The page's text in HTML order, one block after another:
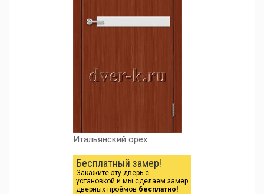
Итальянский орех
Бесплатный замер!
Закажите эту дверь с
установкой и мы сделаем замер
дверных проёмов бесплатно!